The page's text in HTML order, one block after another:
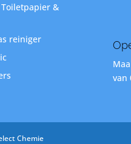
&
reiniger
van
Chemie